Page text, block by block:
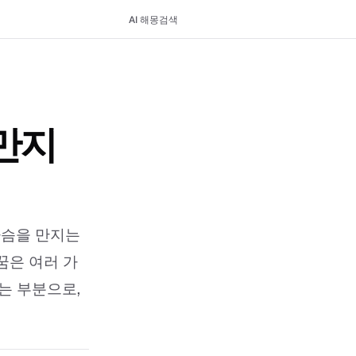
AI 해몽검색
지
을 만지는
은 여러 가
부분으로,